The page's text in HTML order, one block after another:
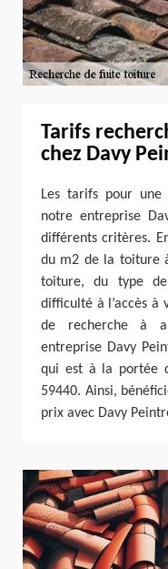
Tarifs
chez Davy
Les tarifs pour
notre entreprise
différents critères.
du m2 de la toiture
toiture, du type
difficulté à l’accès
de recherche à
entreprise Davy
qui est à la portée
59440. Ainsi,
prix avec Davy